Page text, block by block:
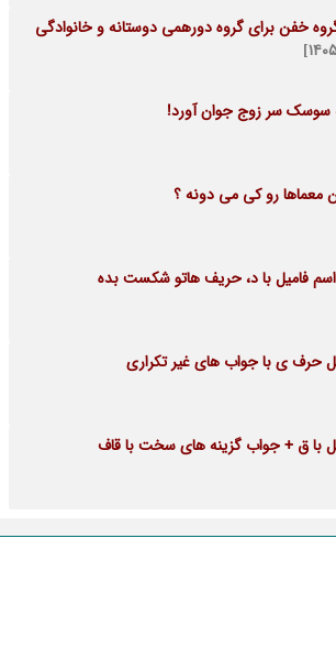
سوسک سر زوج جوان آورد!
معماها رو کی می دونه ؟
اسم فامیل با د، حریف هاتو شکست بده
حرف ی با جواب های غیر تکراری
با ق + جواب گزینه های سخت با قاف